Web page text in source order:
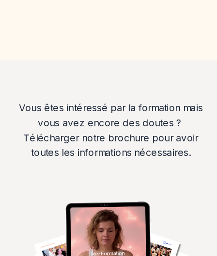
Vous êtes intéressé par la formation mais
vous avez encore des doutes ?
Télécharger notre brochure pour avoir
toutes les informations nécessaires.